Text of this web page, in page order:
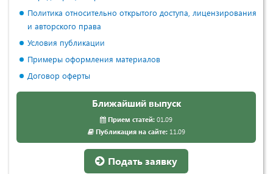
Политика относительно открытого доступа, лицензирования
и авторского права
Условия публикации
Примеры оформления материалов
Договор оферты
Ближайший выпуск
Прием статей: 01.09
Публикация на сайте:11.09
Подать заявку